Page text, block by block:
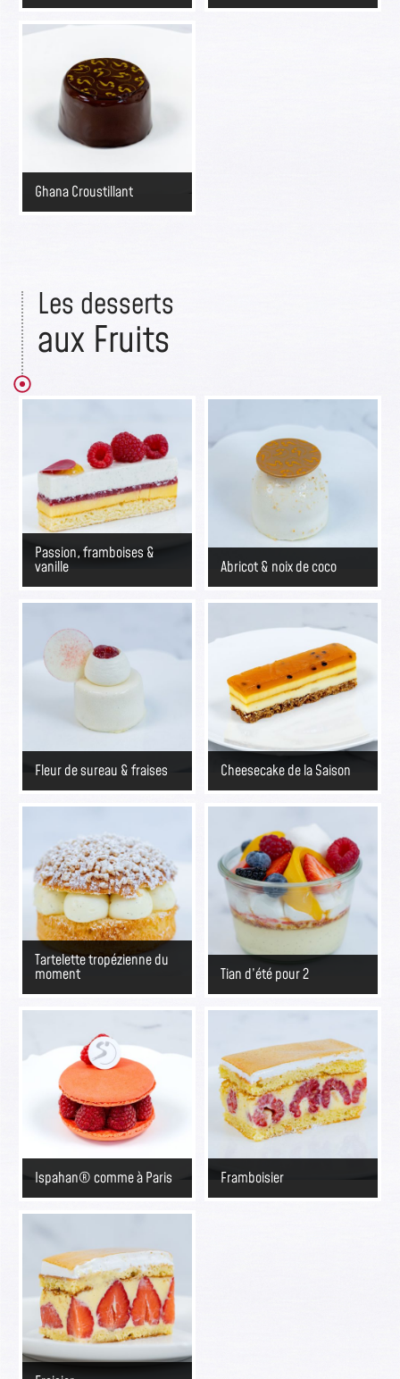
Ghana Croustillant
Les desserts​
aux Fruits​
Passion, framboises &
vanille Abricot & noix de coco
Fleur de sureau & fraises Cheesecake de la Saison
Tartelette tropézienne du
moment Tian d’été pour 2
Ispahan® comme à Paris Framboisier